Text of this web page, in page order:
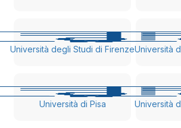
Università degli Studi di FirenzeUniversità
Università di Pisa Università